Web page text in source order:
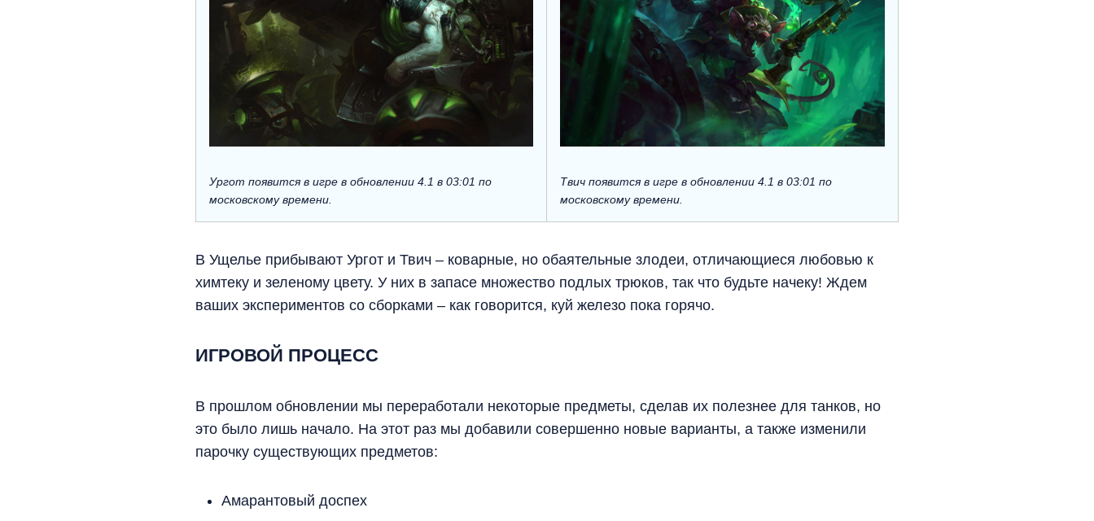
Ургот появится в игре в обновлении 4.1 в 03:01 по
московскому времени.
Твич появится в игре в обновлении 4.1 в 03:01 по
московскому времени.
В Ущелье прибывают Ургот и Твич – коварные, но обаятельные злодеи, отличающиеся любовью к
химтеку и зеленому цвету. У них в запасе множество подлых трюков, так что будьте начеку! Ждем
ваших экспериментов со сборками – как говорится, куй железо пока горячо.
ИГРОВОЙ ПРОЦЕСС
В прошлом обновлении мы переработали некоторые предметы, сделав их полезнее для танков, но
это было лишь начало. На этот раз мы добавили совершенно новые варианты, а также изменили
парочку существующих предметов:
Амарантовый доспех